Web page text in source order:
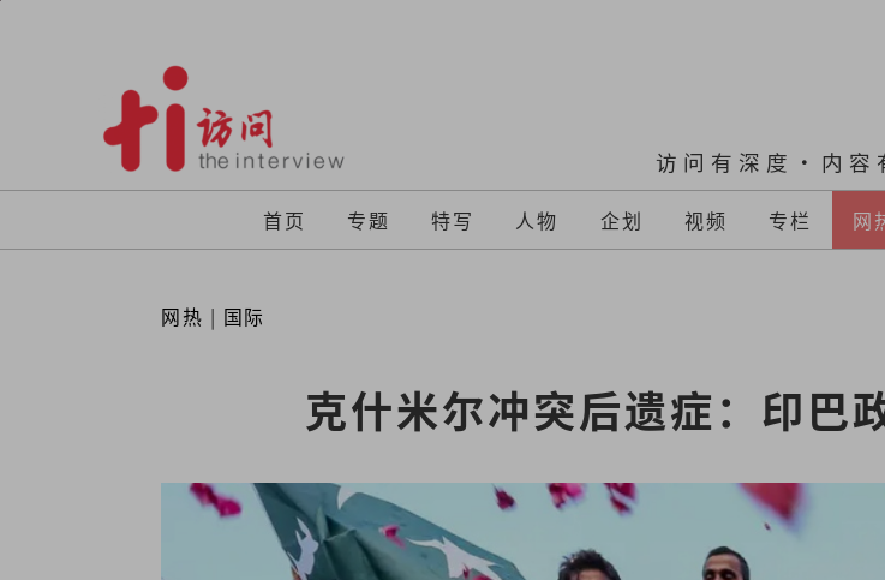
访问有深度·内容
首页 专题 特写 人物 企划 视频 专栏 网
网热 | 国际
克什米尔冲突后遗症：印巴